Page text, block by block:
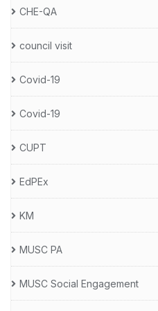
CHE-QA
council visit
Covid-19
Covid-19
CUPT
EdPEx
KM
MUSC PA
MUSC Social Engagement